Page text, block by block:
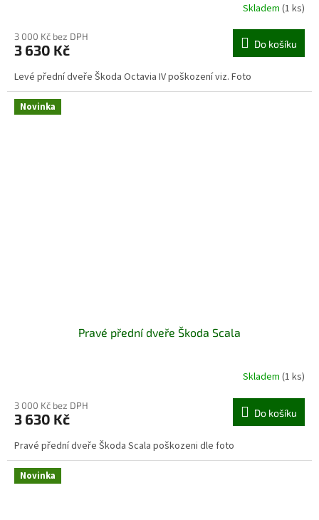
Skladem (1 ks)
3 000 Kč bez DPH
3 630 Kč Do košíku
Levé přední dveře Škoda Octavia IV poškození viz. Foto
Novinka
Pravé přední dveře Škoda Scala
Skladem (1 ks)
3 000 Kč bez DPH
3 630 Kč Do košíku
Pravé přední dveře Škoda Scala poškozeni dle foto
Novinka